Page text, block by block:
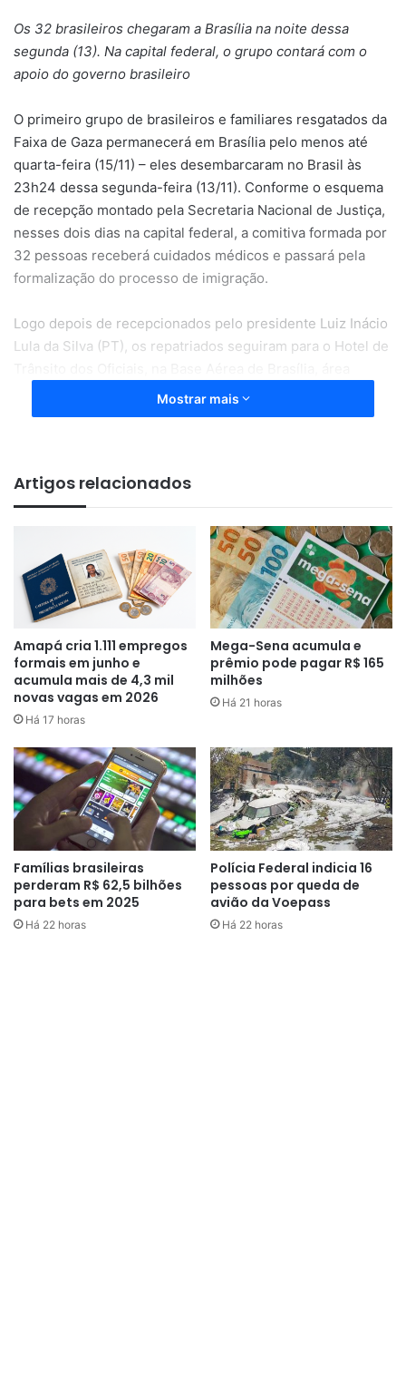
Os 32 brasileiros chegaram a Brasília na noite dessa
segunda (13). Na capital federal, o grupo contará com o
apoio do governo brasileiro
O primeiro grupo de brasileiros e familiares resgatados da
Faixa de Gaza permanecerá em Brasília pelo menos até
quarta-feira (15/11) – eles desembarcaram no Brasil às
23h24 dessa segunda-feira (13/11). Conforme o esquema
de recepção montado pela Secretaria Nacional de Justiça,
nesses dois dias na capital federal, a comitiva formada por
32 pessoas receberá cuidados médicos e passará pela
formalização do processo de imigração.
Logo depois de recepcionados pelo presidente Luiz Inácio
Lula da Silva (PT), os repatriados seguiram para o Hotel de
militar anexa ao Aeroporto Internacional Juscelino
Kubitschek.
regularização dos documentos, os repatriados terão
garantido o acesso à alimentação, atendimento
psicológico, cuidados médicos e imunização.
Na chegada do grupo a Brasília, Lula destacou a
mobilização do governo para repatriá-lo.“A chegada
desse décimo avião é a coroação de um trabalho muito
sério que a gente deve a muita gente que trabalha no
governo, sobretudo, o ministro de Relações Exteriores, e
todos os companheiros que estão aqui”,
presidente da República.
Um avião da FAB transportará a maior parte dos
repatriados a São Paulo. No total, 24 pessoas
permanecerão em um abrigo no interior do estado
disponibilizado pelo governo federal, por meio do
Ministério do Desenvolvimento Social.
Os outros 12 repatriados permanecerão na casa de
parentes em quatro cidades. Veja os destinos:
Mostrar mais
Artigos relacionados
Amapá cria 1.111 empregos
formais em junho e
acumula mais de 4,3 mil
novas vagas em 2026
Há 17 horas
Mega-Sena acumula e
prêmio pode pagar R$ 165
milhões
Há 21 horas
Famílias brasileiras
perderam R$ 62,5 bilhões
para bets em 2025
Há 22 horas
Polícia Federal indicia 16
pessoas por queda de
avião da Voepass
Há 22 horas